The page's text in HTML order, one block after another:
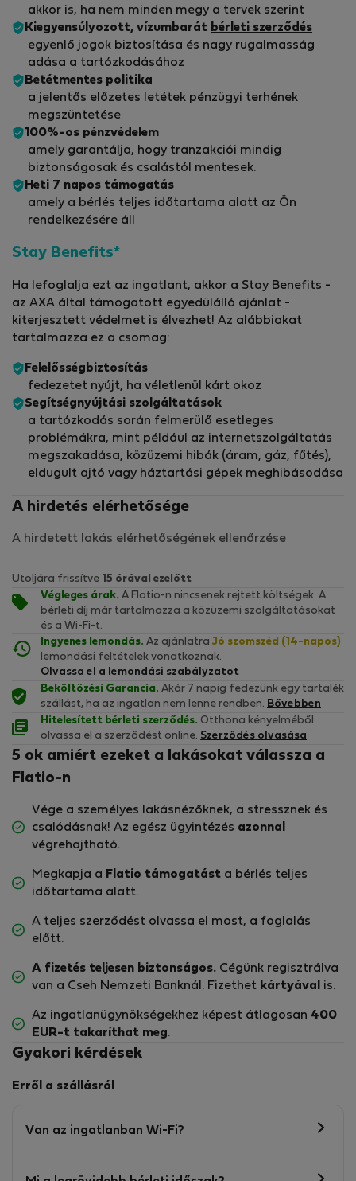
akkor is, ha nem minden megy a tervek szerint
Kiegyensúlyozott, vízumbarát bérleti szerződés
egyenlő jogok biztosítása és nagy rugalmasság
adása a tartózkodásához
Betétmentes politika
a jelentős előzetes letétek pénzügyi terhének
megszüntetése
100%-os pénzvédelem
amely garantálja, hogy tranzakciói mindig
biztonságosak és csalástól mentesek.
Heti 7 napos támogatás
amely a bérlés teljes időtartama alatt az Ön
rendelkezésére áll
Stay Benefits*
Ha lefoglalja ezt az ingatlant, akkor a Stay Benefits -
az AXA által támogatott egyedülálló ajánlat -
kiterjesztett védelmet is élvezhet! Az alábbiakat
tartalmazza ez a csomag:
Felelősségbiztosítás
fedezetet nyújt, ha véletlenül kárt okoz
Segítségnyújtási szolgáltatások
a tartózkodás során felmerülő esetleges
problémákra, mint például az internetszolgáltatás
megszakadása, közüzemi hibák (áram, gáz, fűtés),
eldugult ajtó vagy háztartási gépek meghibásodása
A hirdetés elérhetősége
A hirdetett lakás elérhetőségének ellenőrzése
Utoljára frissítve
15 órával ezelőtt
Végleges árak. A Flatio-n nincsenek rejtett költségek. A
bérleti díj már tartalmazza a közüzemi szolgáltatásokat
és a Wi-Fi-t.
Ingyenes lemondás. Az ajánlatra Jó szomszéd (14-napos)
lemondási feltételek vonatkoznak.
Olvassa el a lemondási szabályzatot
Beköltözési Garancia. Akár 7 napig fedezünk egy tartalék
szállást, ha az ingatlan nem lenne rendben. Bővebben
Hitelesített bérleti szerződés. Otthona kényelméből
olvassa el a szerződést online. Szerződés olvasása
5 ok amiért ezeket a lakásokat válassza a
Flatio-n
Vége a személyes lakásnézőknek, a stressznek és
csalódásnak! Az egész ügyintézés azonnal
végrehajtható.
Megkapja a Flatio támogatást a bérlés teljes
időtartama alatt.
A teljes szerződést olvassa el most, a foglalás
előtt.
A fizetés teljesen biztonságos. Cégünk regisztrálva
van a Cseh Nemzeti Banknál. Fizethet kártyával is.
Az ingatlanügynökségekhez képest átlagosan 400
EUR-t takaríthat meg.
Gyakori kérdések
Erről a szállásról
Van az ingatlanban Wi-Fi?